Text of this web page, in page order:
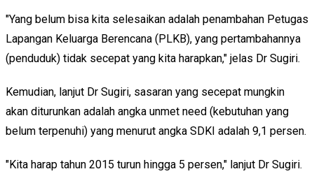
"Yang belum bisa kita selesaikan adalah penambahan Petugas
Lapangan Keluarga Berencana (PLKB), yang pertambahannya
(penduduk) tidak secepat yang kita harapkan," jelas Dr Sugiri.
Kemudian, lanjut Dr Sugiri, sasaran yang secepat mungkin
akan diturunkan adalah angka unmet need (kebutuhan yang
belum terpenuhi) yang menurut angka SDKI adalah 9,1 persen.
"Kita harap tahun 2015 turun hingga 5 persen," lanjut Dr Sugiri.